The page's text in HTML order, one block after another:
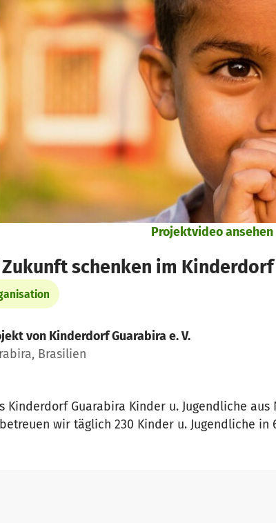
Projektvideo ansehen
schenken im
von Kinderdorf Guarabira e. V.
Brasilien
Kinderdorf Guarabira Kinder u. Jugendliche
wir täglich 230 Kinder u. Jugendliche in